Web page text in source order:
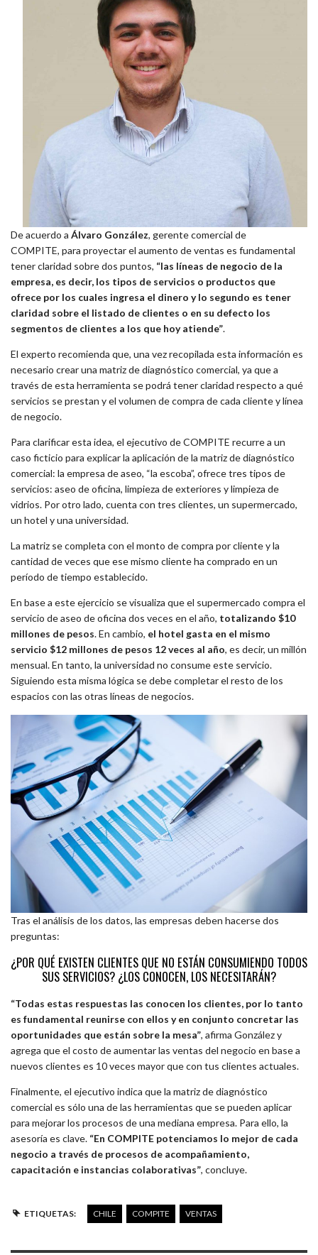
De acuerdo a Álvaro González, gerente comercial de
COMPITE, para proyectar el aumento de ventas es fundamental
tener claridad sobre dos puntos, “las líneas de negocio de la
empresa, es decir, los tipos de servicios o productos que
ofrece por los cuales ingresa el dinero y lo segundo es tener
claridad sobre el listado de clientes o en su defecto los
segmentos de clientes a los que hoy atiende”.
El experto recomienda que, una vez recopilada esta información es
necesario crear una matriz de diagnóstico comercial, ya que a
través de esta herramienta se podrá tener claridad respecto a qué
servicios se prestan y el volumen de compra de cada cliente y línea
de negocio.
Para clarificar esta idea, el ejecutivo de COMPITE recurre a un
caso ficticio para explicar la aplicación de la matriz de diagnóstico
comercial: la empresa de aseo, “la escoba”, ofrece tres tipos de
servicios: aseo de oficina, limpieza de exteriores y limpieza de
vidrios. Por otro lado, cuenta con tres clientes, un supermercado,
un hotel y una universidad.
La matriz se completa con el monto de compra por cliente y la
cantidad de veces que ese mismo cliente ha comprado en un
período de tiempo establecido.
En base a este ejercicio se visualiza que el supermercado compra el
servicio de aseo de oficina dos veces en el año, totalizando $10
millones de pesos. En cambio, el hotel gasta en el mismo
servicio $12 millones de pesos 12 veces al año, es decir, un millón
mensual. En tanto, la universidad no consume este servicio.
Siguiendo esta misma lógica se debe completar el resto de los
espacios con las otras líneas de negocios.
Tras el análisis de los datos, las empresas deben hacerse dos
preguntas:
¿POR QUÉ EXISTEN CLIENTES QUE NO ESTÁN CONSUMIENDO TODOS
SUS SERVICIOS? ¿LOS CONOCEN, LOS NECESITARÁN?
“Todas estas respuestas las conocen los clientes, por lo tanto
es fundamental reunirse con ellos y en conjunto concretar las
oportunidades que están sobre la mesa”, afirma González y
agrega que el costo de aumentar las ventas del negocio en base a
nuevos clientes es 10 veces mayor que con tus clientes actuales.
Finalmente, el ejecutivo indica que la matriz de diagnóstico
comercial es sólo una de las herramientas que se pueden aplicar
para mejorar los procesos de una mediana empresa. Para ello, la
asesoría es clave. “En COMPITE potenciamos lo mejor de cada
negocio a través de procesos de acompañamiento,
capacitación e instancias colaborativas”, concluye.
ETIQUETAS: CHILE COMPITE VENTAS